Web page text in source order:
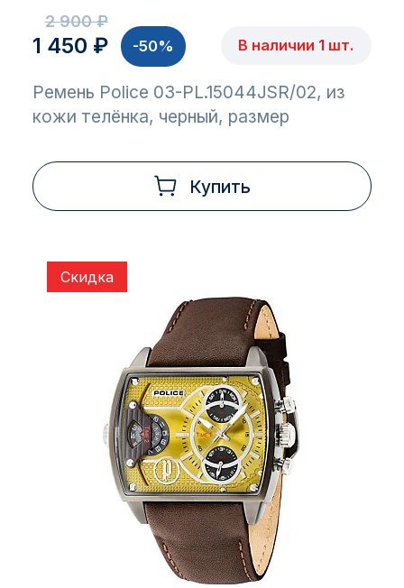
1 450 ₽
2 900 ₽
-50% В наличии 1 шт.
Ремень Police 03-PL.15044JSR/02, из
кожи телёнка, черный, размер
Купить
Скидка